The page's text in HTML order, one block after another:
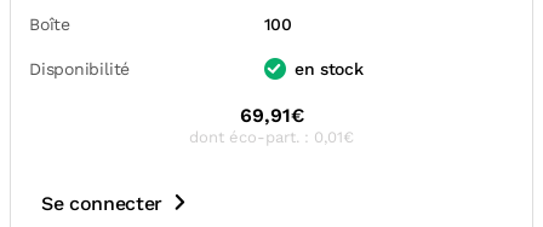
Boîte
100
Disponibilité en stock
69,91€
dont éco-part. : 0,01€
Se connecter